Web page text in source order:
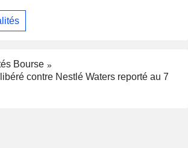
Bourse
contre Nestlé Waters reporté au 7